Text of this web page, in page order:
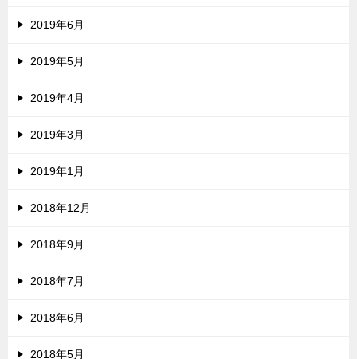
2019年6月
2019年5月
2019年4月
2019年3月
2019年1月
2018年12月
2018年9月
2018年7月
2018年6月
2018年5月